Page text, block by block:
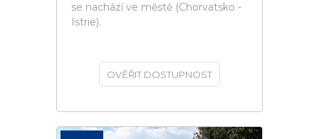
se nachází ve městě (Chorvatsko -
Istrie).
OVĚŘIT DOSTUPNOST